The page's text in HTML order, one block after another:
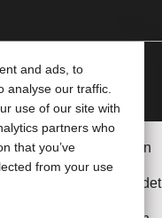
and ads, to
analyse our traffic.
use of our site with
partners who
that you’ve
from your use
Datenschutz-
nicht als
die Empfehlungen
Fachkräfte
nicht dazu verwendet
Hilfe zu suchen. In